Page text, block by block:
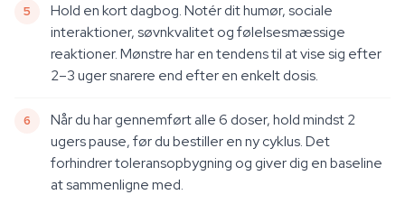
Hold en kort dagbog. Notér dit humør, sociale
interaktioner, søvnkvalitet og følelsesmæssige
reaktioner. Mønstre har en tendens til at vise sig efter
2–3 uger snarere end efter en enkelt dosis.
Når du har gennemført alle 6 doser, hold mindst 2
ugers pause, før du bestiller en ny cyklus. Det
forhindrer toleransopbygning og giver dig en baseline
at sammenligne med.